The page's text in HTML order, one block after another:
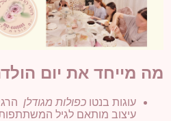
מה מייחד את יום
עוגות בנטו כפולות מגודלן
עיצוב מותאם לגיל